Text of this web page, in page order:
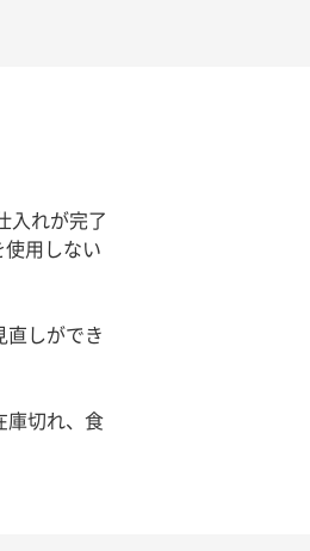
入れが完了
用しない
しができ
庫切れ、食